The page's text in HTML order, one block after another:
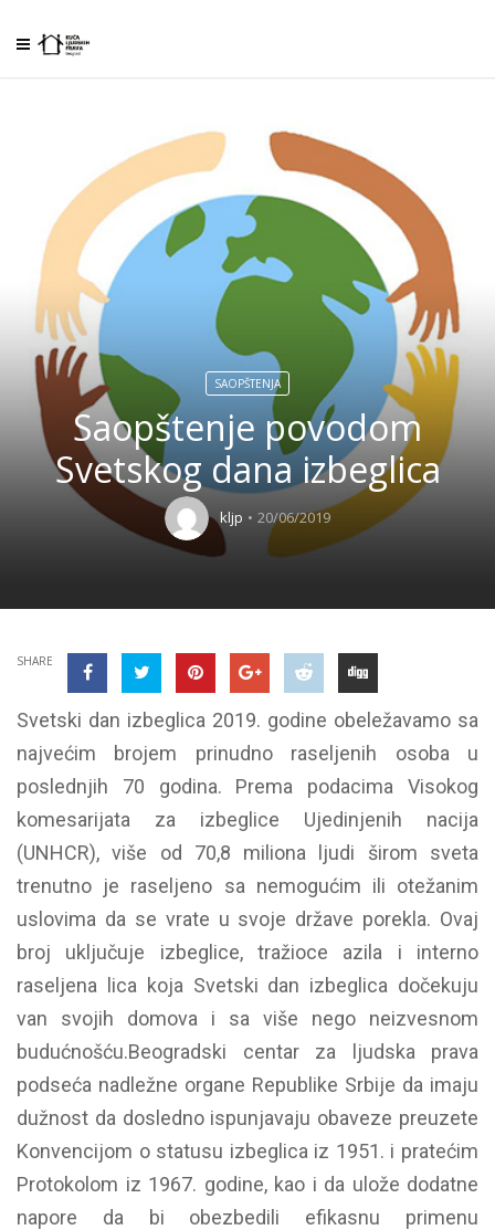
SAOPŠTENJA
Saopštenje povodom
Svetskog dana izbeglica
kljp 20/06/2019
SHARE
Svetski dan izbeglica 2019. godine obeležavamo sa
najvećim brojem prinudno raseljenih osoba u
poslednjih 70 godina. Prema podacima Visokog
komesarijata za izbeglice Ujedinjenih nacija
(UNHCR), više od 70,8 miliona ljudi širom sveta
trenutno je raseljeno sa nemogućim ili otežanim
uslovima da se vrate u svoje države porekla. Ovaj
broj uključuje izbeglice, tražioce azila i interno
raseljena lica koja Svetski dan izbeglica dočekuju
van svojih domova i sa više nego neizvesnom
budućnošću.Beogradski centar za ljudska prava
podseća nadležne organe Republike Srbije da imaju
dužnost da dosledno ispunjavaju obaveze preuzete
Konvencijom o statusu izbeglica iz 1951. i pratećim
Protokolom iz 1967. godine, kao i da ulože dodatne
napore da bi obezbedili efikasnu primenu